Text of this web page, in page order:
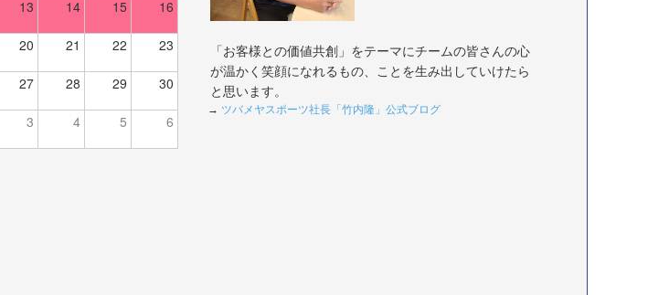
13 14 15 16
20 21 22 23
27 28 29 30
3 4 5 6
「お客様との価値共創」をテーマにチームの皆さんの心
が温かく笑顔になれるもの、ことを生み出していけたら
と思います。
→ ツバメヤスポーツ社長「竹内隆」公式ブログ